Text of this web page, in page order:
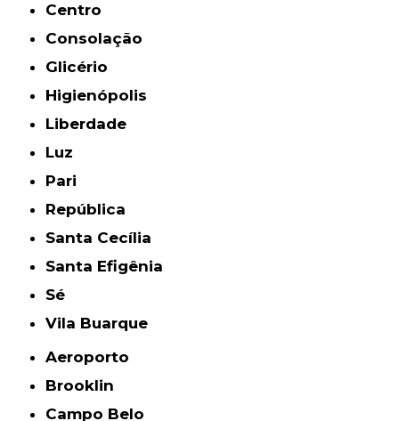
Centro
Consolação
Glicério
Higienópolis
Liberdade
Luz
Pari
República
Santa Cecília
Santa Efigênia
Sé
Vila Buarque
Aeroporto
Brooklin
Campo Belo